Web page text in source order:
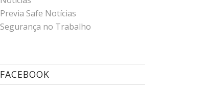
Previa Safe Notícias
Segurança no Trabalho
FACEBOOK